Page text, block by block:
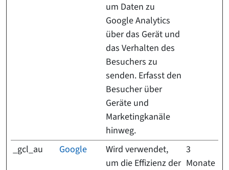
um Daten zu
Google Analytics
über das Gerät und
das Verhalten des
Besuchers zu
senden. Erfasst den
Besucher über
Geräte und
Marketingkanäle
hinweg.
_gcl_au Google
Wird verwendet,
um die Effizienz der
3
Monate